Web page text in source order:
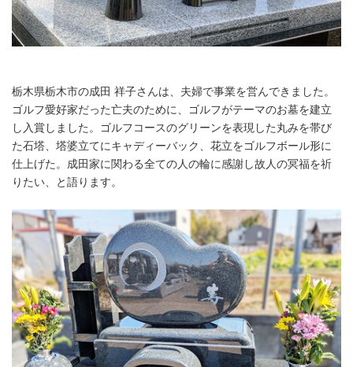
栃木県栃木市の成田 祥子さんは、夫婦で事業を営んできました。
ゴルフ愛好家だった亡夫のために、ゴルフがテーマのお墓を建立
し入賞しました。ゴルフコースのグリーンを表現した丸みを帯び
た石塔、塔婆立てにキャディーバック、花立をゴルフボール形に
仕上げた。成田家に関わる全ての人の輪に感謝し故人の冥福を祈
りたい、と語ります。
English